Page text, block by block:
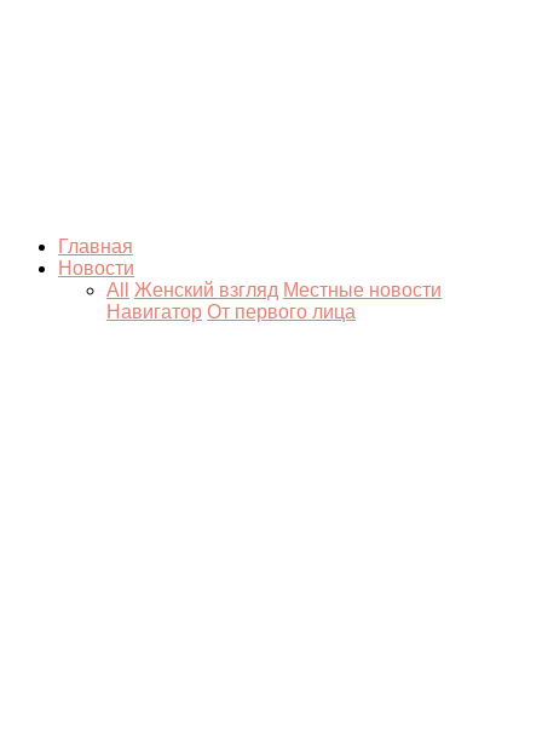
Главная
Новости
All
Женский взгляд Местные новости
Навигатор От первого лица